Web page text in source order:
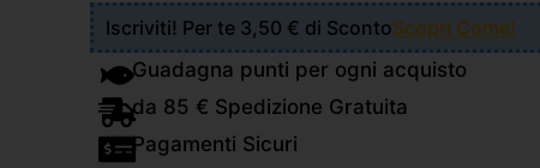
Iscriviti! Per te 3,50 € di ScontoScopri Come!
Guadagna punti per ogni acquisto
da 85 € Spedizione Gratuita
Pagamenti Sicuri